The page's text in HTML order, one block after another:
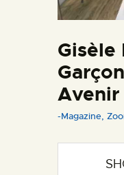
LES
CONTACT
ESPACE
Gisèle
Avenir
-Magazine,